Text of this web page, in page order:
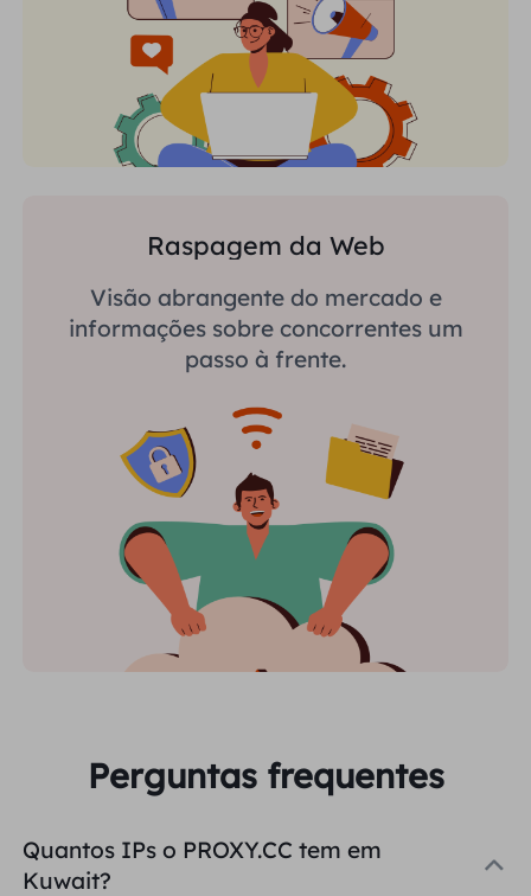
Raspagem da Web
Visão abrangente do mercado e
informações sobre concorrentes um
passo à frente.
Perguntas frequentes
Quantos IPs o PROXY.CC tem em
Kuwait?